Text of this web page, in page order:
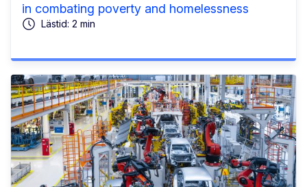
in combating poverty and homelessness
Lästid: 2 min